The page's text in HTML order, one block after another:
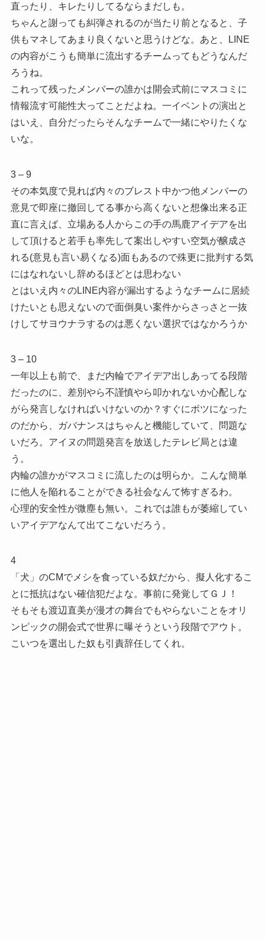
直ったり、キレたりしてるならまだしも。
ちゃんと謝っても糾弾されるのが当たり前となると、子
供もマネしてあまり良くないと思うけどな。あと、LINE
の内容がこうも簡単に流出するチームってもどうなんだ
ろうね。
これって残ったメンバーの誰かは開会式前にマスコミに
情報流す可能性大ってことだよね。一イベントの演出と
はいえ、自分だったらそんなチームで一緒にやりたくな
いな。
3 – 9
その本気度で見れば内々のブレスト中かつ他メンバーの
意見で即座に撤回してる事から高くないと想像出来る正
直に言えば、立場ある人からこの手の馬鹿アイデアを出
して頂けると若手も率先して案出しやすい空気が醸成さ
れる(意見も言い易くなる)面もあるので殊更に批判する気
にはなれないし辞めるほどとは思わない
とはいえ内々のLINE内容が漏出するようなチームに居続
けたいとも思えないので面倒臭い案件からさっさと一抜
けしてサヨウナラするのは悪くない選択ではなかろうか
3 – 10
一年以上も前で、まだ内輪でアイデア出しあってる段階
だったのに、差別やら不謹慎やら叩かれないか心配しな
がら発言しなければいけないのか？すぐにボツになった
のだから、ガバナンスはちゃんと機能していて、問題な
いだろ。アイヌの問題発言を放送したテレビ局とは違
う。
内輪の誰かがマスコミに流したのは明らか。こんな簡単
に他人を陥れることができる社会なんて怖すぎるわ。
心理的安全性が微塵も無い。これでは誰もが萎縮してい
いアイデアなんて出てこないだろう。
4
「犬」のCMでメシを食っている奴だから、擬人化するこ
とに抵抗はない確信犯だよな。事前に発覚してＧＪ！
そもそも渡辺直美が漫才の舞台でもやらないことをオリ
ンピックの開会式で世界に曝そうという段階でアウト。
こいつを選出した奴も引責辞任してくれ。